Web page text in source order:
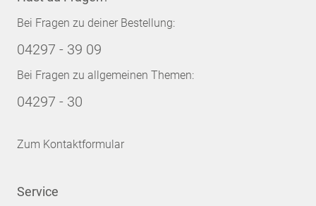
Bei Fragen zu deiner Bestellung:
04297 - 39 09
Bei Fragen zu allgemeinen Themen:
04297 - 30
Zum Kontaktformular
Service